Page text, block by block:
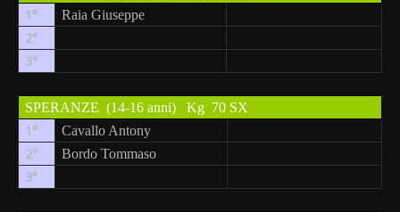
1° Raia Giuseppe
2°
3°
SPERANZE (14-16 anni) Kg 70 SX
1° Cavallo Antony
2° Bordo Tommaso
3°